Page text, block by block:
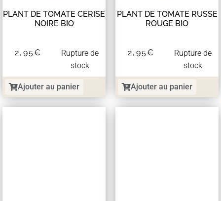
PLANT DE TOMATE CERISE
NOIRE BIO
2,95€
Rupture de
stock
Ajouter au panier
PLANT DE TOMATE RUSSE
ROUGE BIO
2,95€
Rupture de
stock
Ajouter au panier